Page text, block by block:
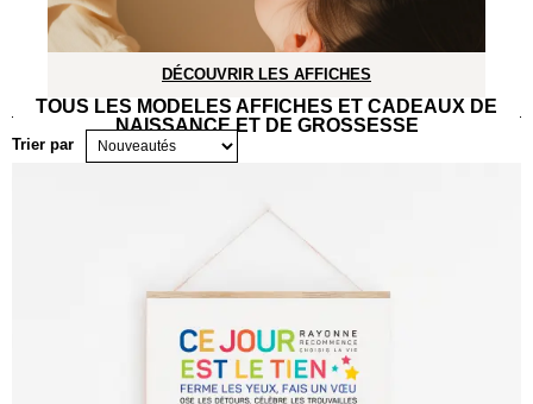
DÉCOUVRIR LES AFFICHES
TOUS LES MODÈLES AFFICHES ET CADEAUX DE
NAISSANCE ET DE GROSSESSE
Trier par